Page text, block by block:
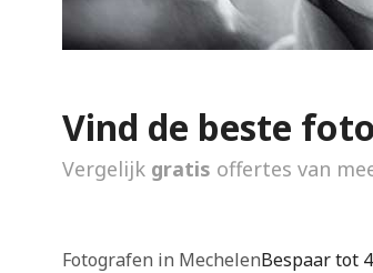
Vind de beste
Vergelijk gratis offertes van
Fotografen in MechelenBespaar tot